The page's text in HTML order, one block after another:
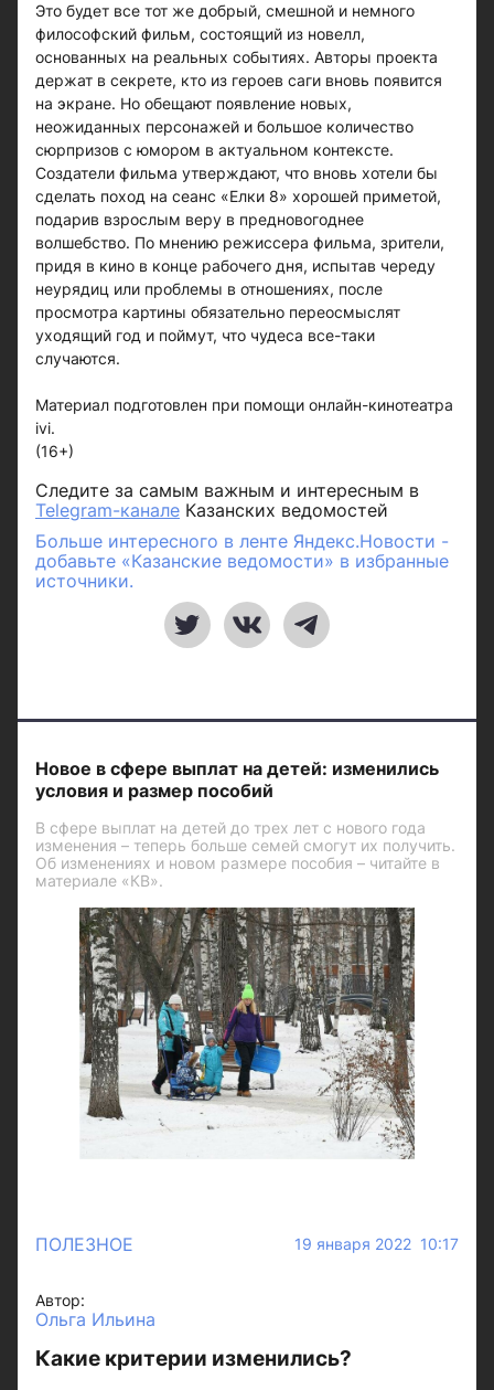
Это будет все тот же добрый, смешной и немного
философский фильм, состоящий из новелл,
основанных на реальных событиях. Авторы проекта
держат в секрете, кто из героев саги вновь появится
на экране. Но обещают появление новых,
неожиданных персонажей и большое количество
сюрпризов с юмором в актуальном контексте.
Создатели фильма утверждают, что вновь хотели бы
сделать поход на сеанс «Елки 8» хорошей приметой,
подарив взрослым веру в предновогоднее
волшебство. По мнению режиссера фильма, зрители,
придя в кино в конце рабочего дня, испытав череду
неурядиц или проблемы в отношениях, после
просмотра картины обязательно переосмыслят
уходящий год и поймут, что чудеса все-таки
случаются.
Материал подготовлен при помощи онлайн-кинотеатра
ivi.
(16+)
Следите за самым важным и интересным в
Telegram-канале Казанских ведомостей
Больше интересного в ленте Яндекс.Новости -
добавьте «Казанские ведомости» в избранные
источники.
Новое в сфере выплат на детей: изменились
условия и размер пособий
В сфере выплат на детей до трех лет с нового года
изменения – теперь больше семей смогут их получить.
Об изменениях и новом размере пособия – читайте в
материале «КВ».
ПОЛЕЗНОЕ 19 января 2022 10:17
Автор:
Ольга Ильина
Какие критерии изменились?